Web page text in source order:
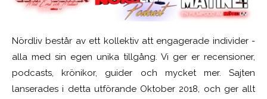
Nördliv består av ett kollektiv att engagerade individer -
alla med sin egen unika tillgång. Vi ger er recensioner,
podcasts, krönikor, guider och mycket mer. Sajten
lanserades i detta utförande Oktober 2018, och ger allt